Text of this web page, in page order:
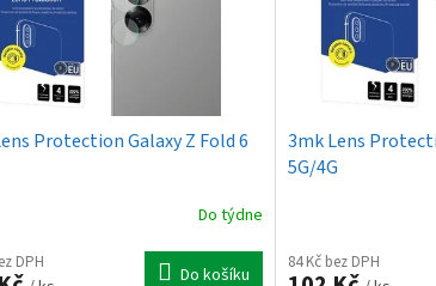
Protection Galaxy Z Fold 6
Do týdne
DPH
Do košíku
3mk Lens
5G/4G
84 Kč bez DPH